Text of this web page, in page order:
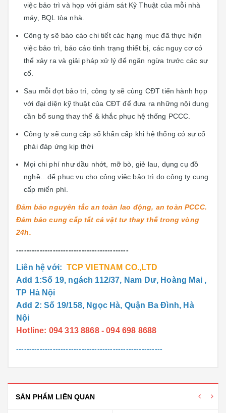
việc bảo trì và họp với giám sát Kỹ Thuật của mỗi nhà
máy, BQL tòa nhà.
Công ty sẽ báo cáo chi tiết các hạng mục đã thực hiện
việc bảo trì, báo cáo tình trạng thiết bị, các nguy cơ có
thể xảy ra và giải pháp xử lý để ngăn ngừa trước các sự
cố.
Sau mỗi đợt bảo trì, công ty sẽ cùng CĐT tiến hành họp
với đại diện kỹ thuật của CĐT để đưa ra những nội dung
cần bổ sung thay thế & khắc phục hệ thống PCCC.
Công ty sẽ cung cấp số khẩn cấp khi hệ thống có sự cố
phải đáp ứng kịp thời
Mọi chi phí như dầu nhớt, mỡ bò, giẻ lau, dụng cụ đồ
nghề…để phục vụ cho công việc bảo trì do công ty cung
cấp miển phí.
Đảm bảo nguyên tắc an toàn lao động, an toàn PCCC.
Đảm bảo cung cấp tất cả vật tư thay thế trong vòng
24h.
-------------------------------------------
Liên hệ với: TCP VIETNAM CO.,LTD
Add 1:Số 19, ngách 112/37, Nam Dư, Hoàng Mai ,
TP Hà Nội
Add 2: Số 19/158, Ngọc Hà, Quận Ba Đình, Hà
Nội
Hotline: 094 313 8868 - 094 698 8688
--------------------------------------------------------
SẢN PHẨM LIÊN QUAN